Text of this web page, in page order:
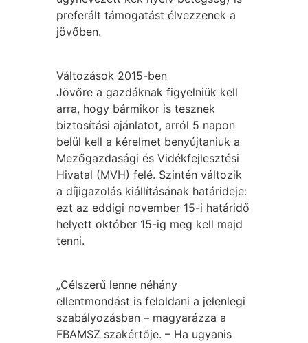
preferált támogatást élvezzenek a
jövőben.
Változások 2015-ben
Jövőre a gazdáknak figyelniük kell
arra, hogy bármikor is tesznek
biztosítási ajánlatot, arról 5 napon
belül kell a kérelmet benyújtaniuk a
Mezőgazdasági és Vidékfejlesztési
Hivatal (MVH) felé. Szintén változik
a díjigazolás kiállításának határideje:
ezt az eddigi november 15-i határidő
helyett október 15-ig meg kell majd
tenni.
„Célszerű lenne néhány
ellentmondást is feloldani a jelenlegi
szabályozásban – magyarázza a
FBAMSZ szakértője. – Ha ugyanis